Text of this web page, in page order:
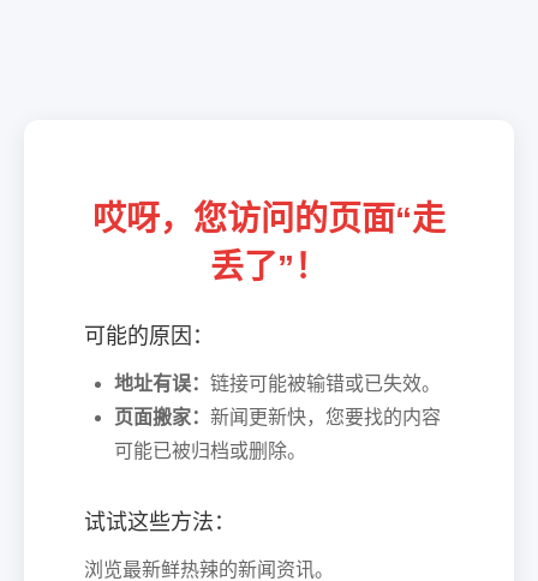
哎呀，您访问的页面“走
丢了”！
可能的原因：
地址有误： 链接可能被输错或已失效。
页面搬家： 新闻更新快，您要找的内容
可能已被归档或删除。
试试这些方法：
浏览最新鲜热辣的新闻资讯。